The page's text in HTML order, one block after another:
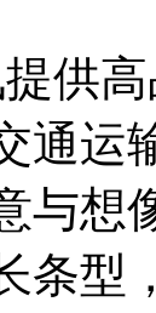
供
通运
与想
条型